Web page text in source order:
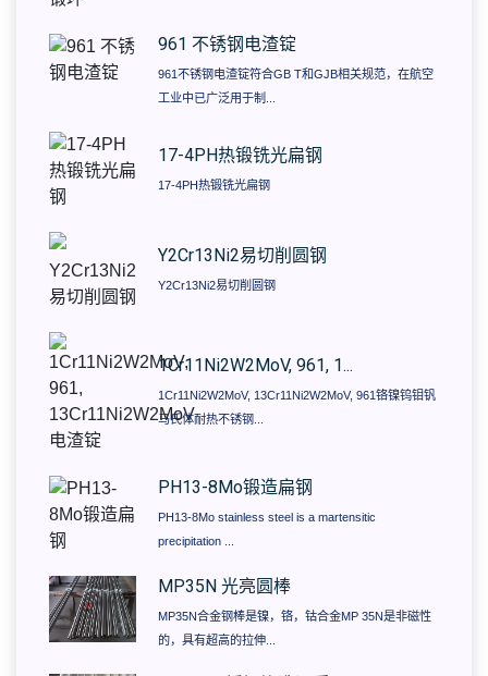
961 不锈钢电渣锭
961不锈钢电渣锭符合GB T和GJB相关规范，在航空
工业中已广泛用于制...
17-4PH热锻铣光扁钢
17-4PH热锻铣光扁钢
​Y2Cr13Ni2易切削圆钢
​Y2Cr13Ni2易切削圆钢
1Cr11Ni2W2MoV, 961, 1...
1Cr11Ni2W2MoV, 13Cr11Ni2W2MoV, 961铬镍钨钼钒
马氏体耐热不锈钢...
PH13-8Mo锻造扁钢
PH13-8Mo stainless steel is a martensitic
precipitation ...
MP35N 光亮圆棒
MP35N合金钢棒是镍，铬，钴合金MP 35N是非磁性
的，具有超高的拉伸...